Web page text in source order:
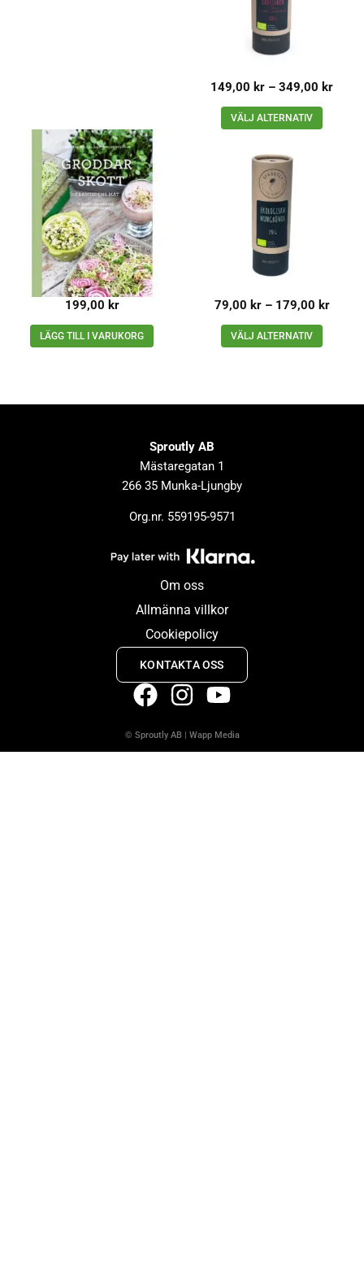
149,00 kr – 349,00 kr
VÄLJ ALTERNATIV
199,00 kr
LÄGG TILL I VARUKORG
79,00 kr – 179,00 kr
VÄLJ ALTERNATIV
Om oss
Allmänna villkor
Cookiepolicy
Sproutly AB
Mästaregatan 1
266 35 Munka-Ljungby
Org.nr. 559195-9571
KONTAKTA OSS
© Sproutly AB| Wapp Media